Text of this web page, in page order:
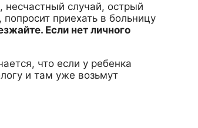
случай, острый
приехать в больницу
Если нет личного
что если у ребенка
и там уже возьмут